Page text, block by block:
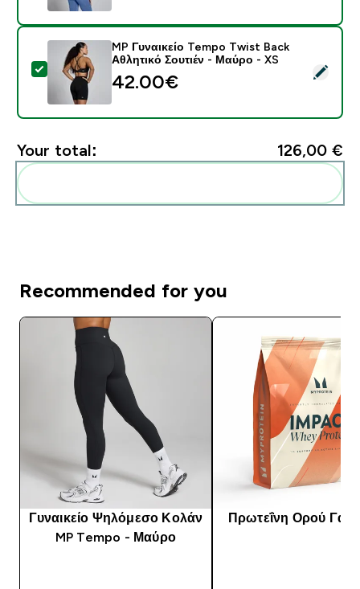
Select this product - MP Γυναικείο Tempo Twist
MP Γυναικείο Tempo Twist Back
Αθλητικό Σουτιέν - Μαύρο - XS
42.00€‎
Your total: 126,00 €‎
Recommended for you
Γυναικείο Ψηλόμεσο Κολάν
MP Tempo - Μαύρο
Πρωτεΐνη Ορού